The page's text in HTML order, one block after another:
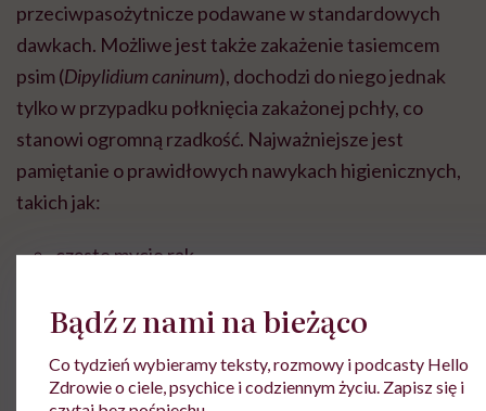
przeciwpasożytnicze podawane w standardowych
dawkach. Możliwe jest także zakażenie tasiemcem
psim (Dipylidium caninum), dochodzi do niego jednak
tylko w przypadku połknięcia zakażonej pchły, co
stanowi ogromną rzadkość. Najważniejsze jest
pamiętanie o prawidłowych nawykach higienicznych,
takich jak:
częste mycie rąk,
zabezpieczanie piaskownic przed zwierzętami.
Koniecznie należy zadbać również o regularne
Bądź z nami na bieżąco
Co tydzień wybieramy teksty, rozmowy i podcasty Hello
Zdrowie o ciele, psychice i codziennym życiu. Zapisz się i